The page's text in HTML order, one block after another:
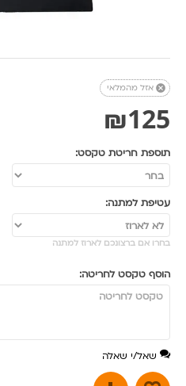
אזל מהמלאי 
₪125
תוספת חריטת טקסט:
עטיפת למתנה:
בחרו אם ברצונכם לארוז למתנה
הוסף טקסט לחריטה:
שאל/י שאלה